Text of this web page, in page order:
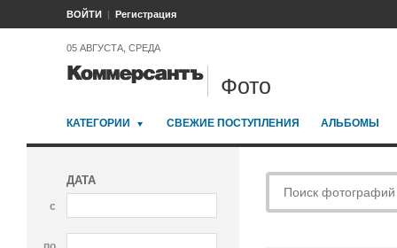
ВОЙТИ Регистрация
05 АВГУСТА, СРЕДА
Фото
КАТЕГОРИИ СВЕЖИЕ ПОСТУПЛЕНИЯ АЛЬБОМЫ
ДАТА
с